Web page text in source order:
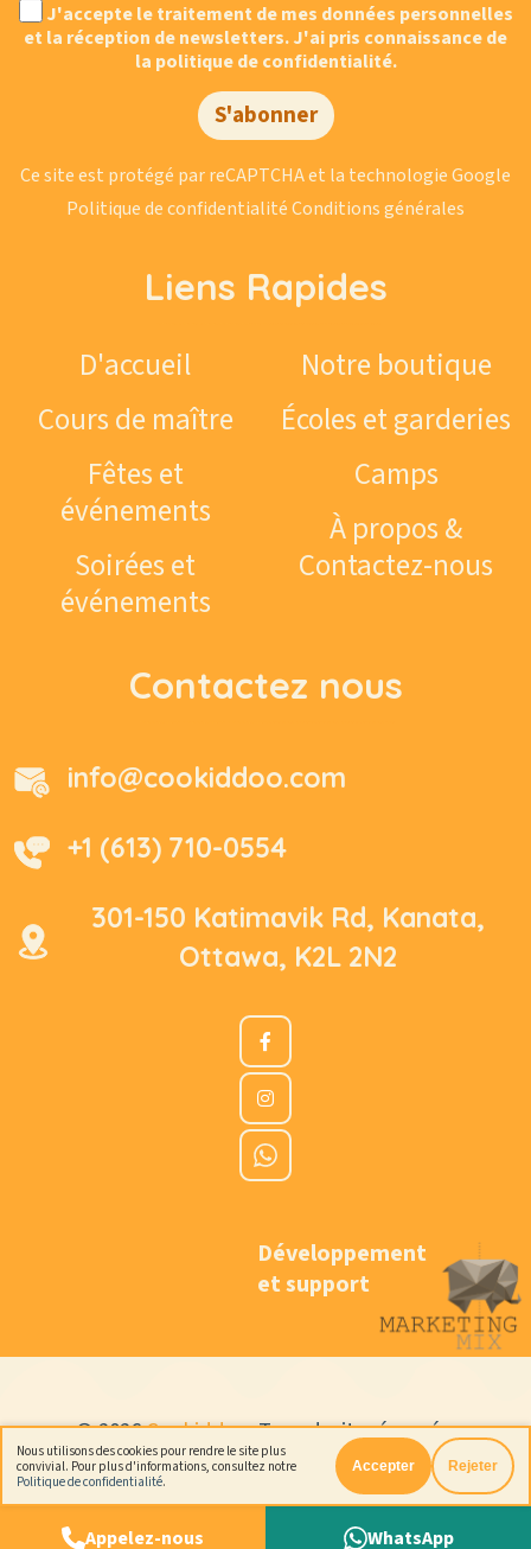
J'accepte le traitement de mes données personnelles
et la réception de newsletters. J'ai pris connaissance de
la politique de confidentialité.
S'abonner
Ce site est protégé par reCAPTCHA et la technologie Google
Politique de confidentialitéConditions générales
Liens Rapides
D'accueil
Cours de maître
Fêtes et
événements
Soirées et
événements
Notre boutique
Écoles et garderies
Camps
À propos &
Contactez-nous
Contactez nous
info@cookiddoo.com
+1 (613) 710-0554
301-150 Katimavik Rd, Kanata,
Ottawa, K2L 2N2
Développement
et support
© 2026Cookiddoo. Tous droits réservés.
Conditions généralesPolitique de confidentialité
Appelez-nous WhatsApp
Nous utilisons des cookies pour rendre le site plus
convivial. Pour plus d'informations, consultez notre
Politique de confidentialité.
Accepter Rejeter